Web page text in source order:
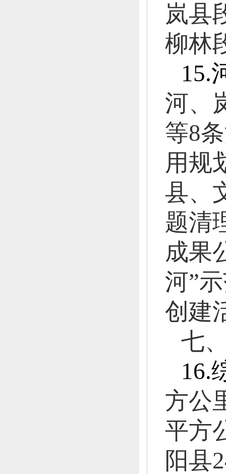
岚县
柳林
15.
河、
等8
用规
县、
题清
成果
河”
创建
七
16.
方公
平方
阳县